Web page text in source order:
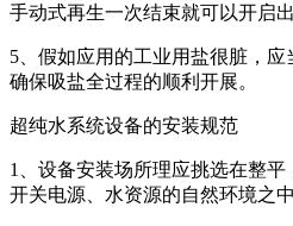
手动式再生一次结束就可以开启出
5、假如应用的工业用盐很脏，
确保吸盐全过程的顺利开展。
超纯水系统设备的安装规范
1、设备安装场所理应挑选在整
开关电源、水资源的自然环境之中